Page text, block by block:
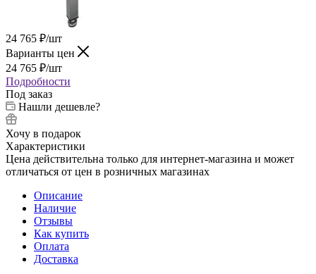
24 765 ₽/шт
Варианты цен
24 765 ₽/шт
Подробности
Под заказ
Нашли дешевле?
Хочу в подарок
Характеристики
Цена действительна только для интернет-магазина и может
отличаться от цен в розничных магазинах
Описание
Наличие
Отзывы
Как купить
Оплата
Доставка